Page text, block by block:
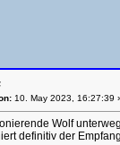
10. May 2023, 16:27:39
Wolf
definitiv der